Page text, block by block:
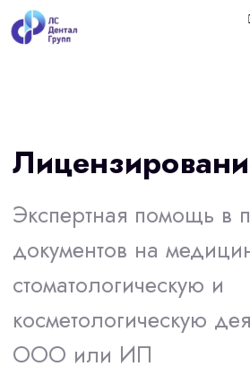
Экспертная помощь в получении
документов на медицинскую,
стоматологическую и
косметологическую деятельность
ООО или ИП
Лицензирование медицинской
деятельности
Документы по условиям труда